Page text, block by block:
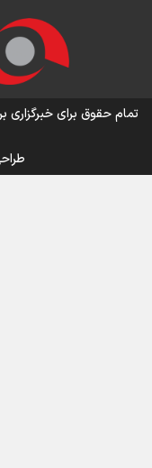
اینفو برنا/ میزان
تمام حقوق برای خبرگزاری